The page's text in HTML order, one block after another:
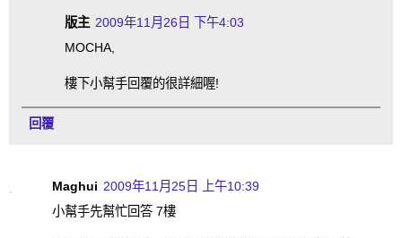
版主 2009年11月26日 下午4:03
MOCHA,
樓下小幫手回覆的很詳細喔!
回覆
Maghui 2009年11月25日 上午10:39
小幫手先幫忙回答 7樓